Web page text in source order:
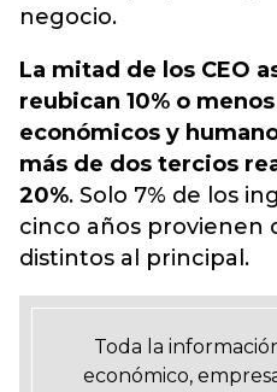
negocio.
La mitad de los CEO
reubican 10% o
económicos y
más de dos tercios
20%. Solo 7% de los
cinco años provienen
distintos al principal.
Toda la
económico,